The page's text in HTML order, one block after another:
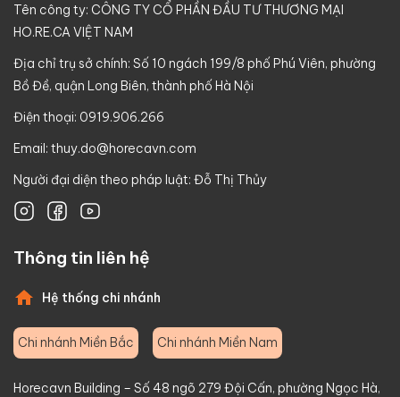
Tên công ty: CÔNG TY CỔ PHẦN ĐẦU TƯ THƯƠNG MẠI
HO.RE.CA VIỆT NAM
Địa chỉ trụ sở chính: Số 10 ngách 199/8 phố Phú Viên, phường
Bồ Đề, quận Long Biên, thành phố Hà Nội
Điện thoại: 0919.906.266
Email: thuy.do@horecavn.com
Người đại diện theo pháp luật: Đỗ Thị Thủy
Thông tin liên hệ
Hệ thống chi nhánh
Chi nhánh Miền Bắc Chi nhánh Miền Nam
Horecavn Building – Số 48 ngõ 279 Đội Cấn, phường Ngọc Hà,